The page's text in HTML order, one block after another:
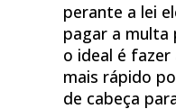
perante a lei
pagar a
o ideal é
mais rápido
de cabeça